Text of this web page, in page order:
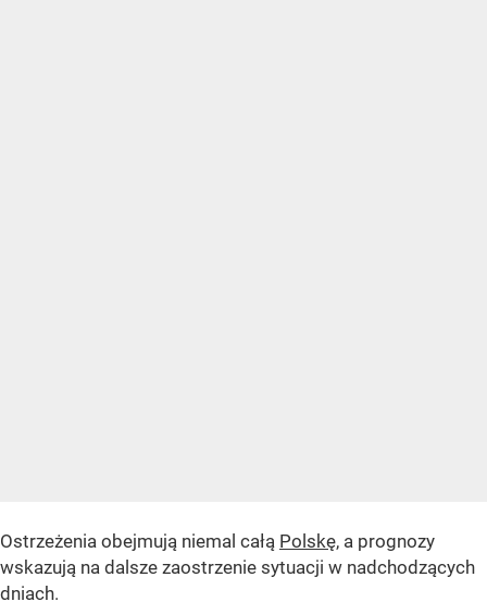
Ostrzeżenia obejmują niemal całą Polskę, a prognozy
wskazują na dalsze zaostrzenie sytuacji w nadchodzących
dniach.